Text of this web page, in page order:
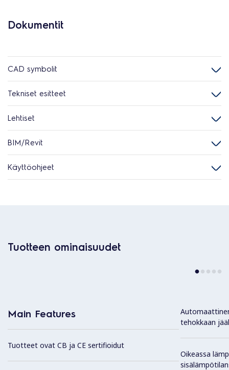
Dokumentit
CAD symbolit
Tekniset esitteet
Lehtiset
BIM/Revit
Käyttöohjeet
Tuotteen ominaisuudet
Main Features
Tuotteet ovat CB ja CE sertifioidut
tehokkaan
Oikeassa